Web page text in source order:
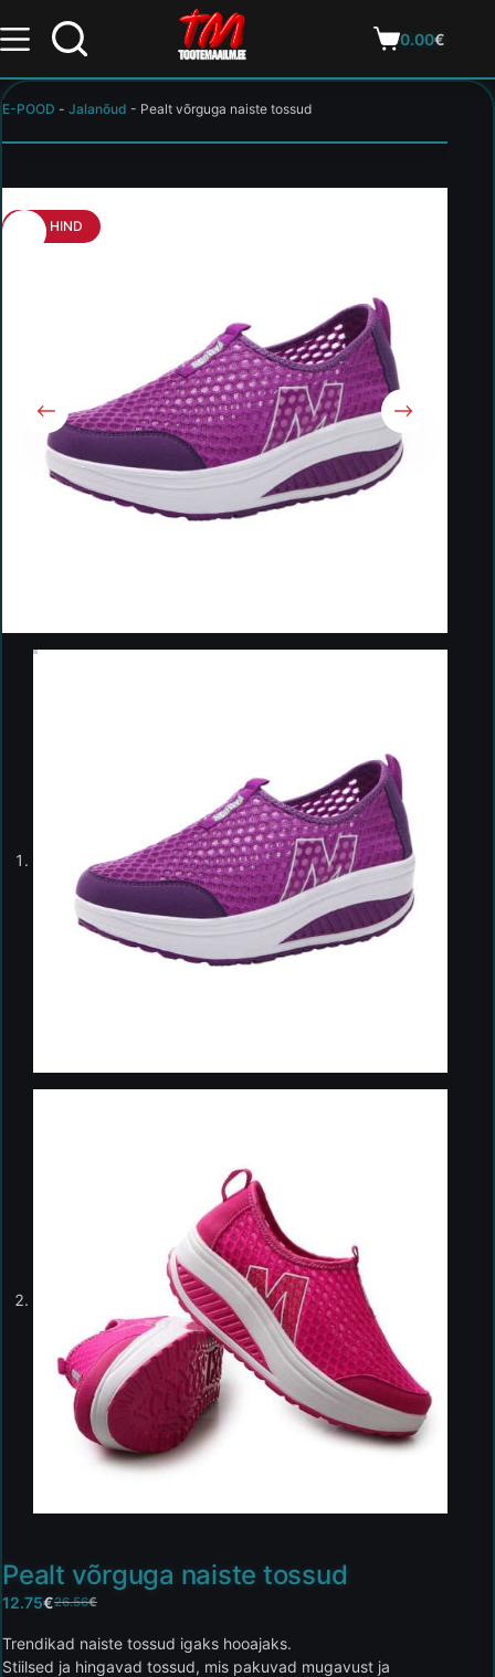
0.00€
E-POOD - Jalanõud - Pealt võrguga naiste tossud
HEA HIND
Pealt võrguga naiste tossud
26.56€
12.75€
Trendikad naiste tossud igaks hooajaks.
Stiilsed ja hingavad tossud, mis pakuvad mugavust ja